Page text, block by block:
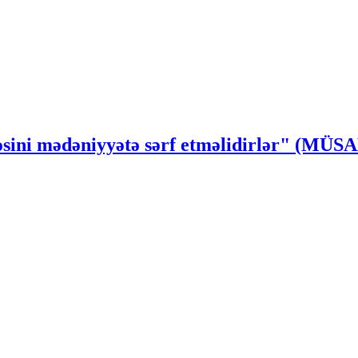
mədəniyyətə sərf etməlidirlər"